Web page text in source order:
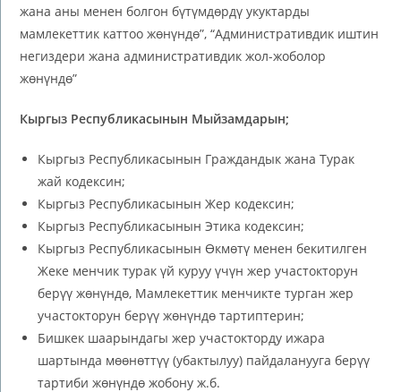
жана аны менен болгон бүтүмдөрдү укуктарды
мамлекеттик каттоо жөнүндө”, “Административдик иштин
негиздери жана административдик жол-жоболор
жөнүндө”
Кыргыз Республикасынын Мыйзамдарын;
Кыргыз Республикасынын Граждандык жана Турак
жай кодексин;
Кыргыз Республикасынын Жер кодексин;
Кыргыз Республикасынын Этика кодексин;
Кыргыз Республикасынын Өкмөтү менен бекитилген
Жеке менчик турак үй куруу үчүн жер участокторун
берүү жөнүндө, Мамлекеттик менчикте турган жер
участокторун берүү жөнүндө тартиптерин;
Бишкек шаарындагы жер участокторду ижара
шартында мөөнөттүү (убактылуу) пайдаланууга берүү
тартиби жөнүндө жобону ж.б.